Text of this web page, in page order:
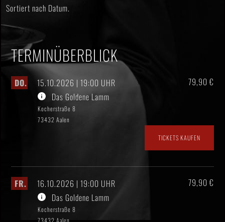
Sortiert nach Datum.
TERMINÜBERBLICK
DO.
15.10.2026 | 19:00 UHR
Das Goldene Lamm
Kocherstraße 8
73432 Aalen
79,90 €
TICKETS KAUFEN
FR.
16.10.2026 | 19:00 UHR
Das Goldene Lamm
Kocherstraße 8
73432 Aalen
79,90 €